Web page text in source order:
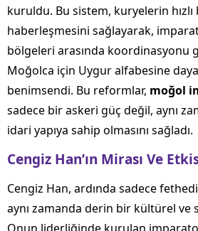
kuruldu. Bu sistem, kuryelerin
haberleşmesini sağlayarak,
bölgeleri arasında koordinasyonu
Moğolca için Uygur alfabesine
benimsendi. Bu reformlar, moğol
sadece bir askeri güç değil, aynı
idari yapıya sahip olmasını sağladı.
Cengiz Han’ın Mirası Ve
Cengiz Han, ardında sadece
aynı zamanda derin bir kültürel ve